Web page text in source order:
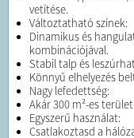
vetítése.
Változtatható színek:
Dinamikus és
kombinációjával.
Stabil talp és
Könnyű elhelyezés
Nagy lefedettség:
Akár 300 m²-es
Egyszerű használat:
Csatlakoztasd a